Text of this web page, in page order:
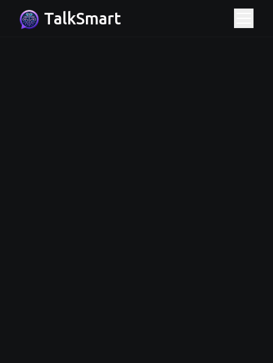
TalkSmart